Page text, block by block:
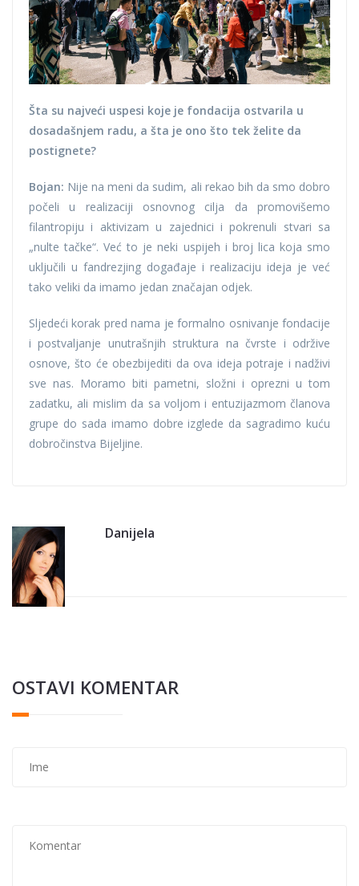
Šta su najveći uspesi koje je fondacija ostvarila u
dosadašnjem radu, a šta je ono što tek želite da
postignete?
Bojan: Nije na meni da sudim, ali rekao bih da smo dobro
počeli u realizaciji osnovnog cilja da promovišemo
filantropiju i aktivizam u zajednici i pokrenuli stvari sa
„nulte tačke“. Već to je neki uspijeh i broj lica koja smo
uključili u fandrezjing događaje i realizaciju ideja je već
tako veliki da imamo jedan značajan odjek.
Sljedeći korak pred nama je formalno osnivanje fondacije
i postvaljanje unutrašnjih struktura na čvrste i održive
osnove, što će obezbijediti da ova ideja potraje i nadživi
sve nas. Moramo biti pametni, složni i oprezni u tom
zadatku, ali mislim da sa voljom i entuzijazmom članova
grupe do sada imamo dobre izglede da sagradimo kuću
dobročinstva Bijeljine.
Danijela
OSTAVI KOMENTAR